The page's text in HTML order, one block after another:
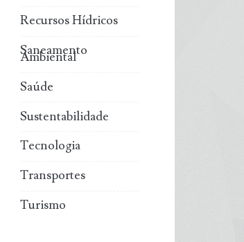
Recursos Hídricos
Saneamento
Ambiental
Saúde
Sustentabilidade
Tecnologia
Transportes
Turismo